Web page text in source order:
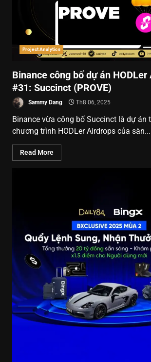
Project Analytics
Binance công bố dự án HODLer
#31: Succinct (PROVE)
Sammy Dang Th8 06, 2025
Binance vừa công bố Succinct là dự án
chương trình HODLer Airdrops của
Read More